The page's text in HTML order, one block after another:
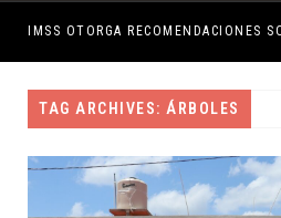
MÉRIDANOS MERECEN
TAG ARCHIVES: ÁRBOLES